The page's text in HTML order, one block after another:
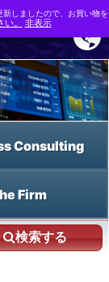
Consulting
Firm
検索する
しましたので、お買い物を
。 非表示